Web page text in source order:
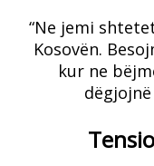
“Ne jemi
Kosovën.
kur ne